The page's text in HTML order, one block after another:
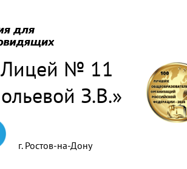
№ 11
З.В.»
г. Ростов-на-Дону